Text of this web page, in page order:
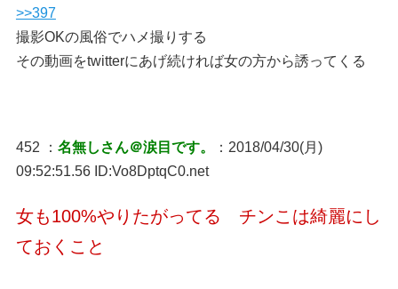
>>397
撮影OKの風俗でハメ撮りする
その動画をtwitterにあげ続ければ女の方から誘ってくる
452 ： 名無しさん＠涙目です。
：2018/04/30(月)
09:52:51.56 ID:Vo8DptqC0.net
女も100%やりたがってる チンこは綺麗にし
ておくこと